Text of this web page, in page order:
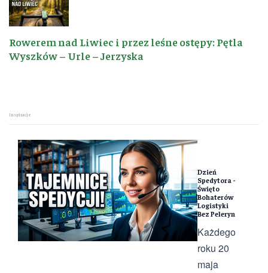
Rowerem nad Liwiec i przez leśne ostępy: Pętla
Wyszków – Urle – Jerzyska
Inspiracje
Dzień
Spedytora -
Święto
Bohaterów
Logistyki
Bez Peleryn
Każdego
roku 20
maja